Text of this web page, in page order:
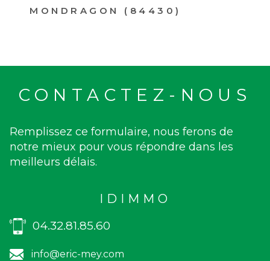
MONDRAGON (84430)
CONTACTEZ-NOUS
Remplissez ce formulaire, nous ferons de
notre mieux pour vous répondre dans les
meilleurs délais.
IDIMMO
04.32.81.85.60
info@eric-mey.com